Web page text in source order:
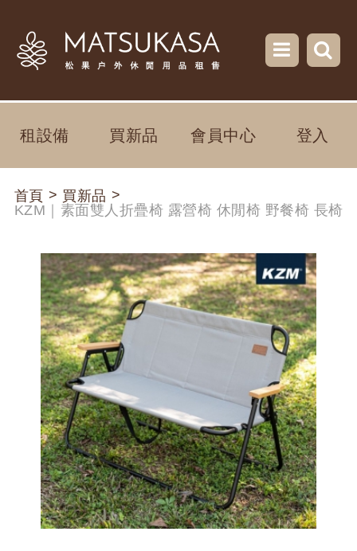
租設備 買新品 會員中心 登入
首頁 > 買新品 >
KZM｜素面雙人折疊椅 露營椅 休閒椅 野餐椅 長椅